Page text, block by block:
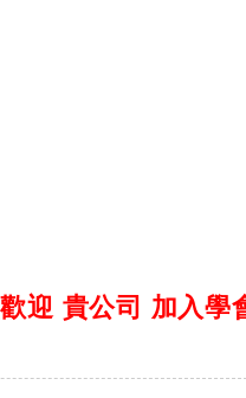
迎 貴公司 加入學